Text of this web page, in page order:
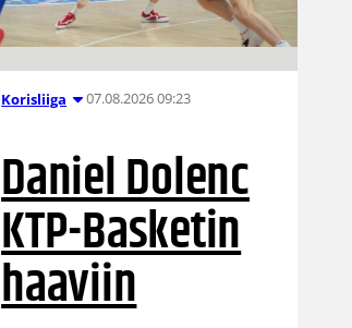
Korisliiga 07.08.2026 09:23
Daniel Dolenc
KTP-Basketin
haaviin